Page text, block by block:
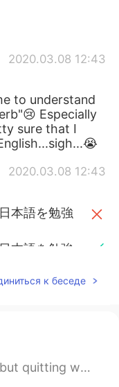
2020.03.08 12:43
to understand
Especially
sure that I
2020.03.08 12:43
本語を勉強
本語を勉強
。
к беседе
are sometimes just aroun...